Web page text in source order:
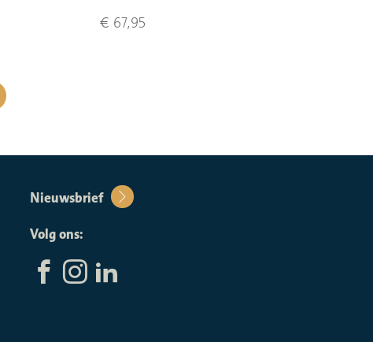
€ 67,95
Nieuwsbrief
Volg ons: